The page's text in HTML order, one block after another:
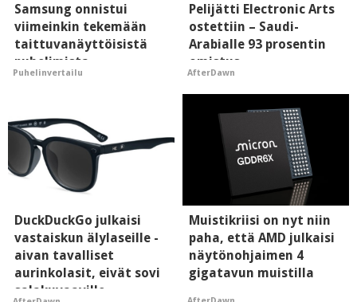
Samsung onnistui
viimeinkin tekemään
taittuvanäyttöisistä
puhelimista
supersuosittuja
Puhelinvertailu
Pelijätti Electronic Arts
ostettiin – Saudi-
Arabialle 93 prosentin
omistus
AfterDawn
DuckDuckGo julkaisi
vastaiskun älylaseille -
aivan tavalliset
aurinkolasit, eivät sovi
salakuvaaville
Muistikriisi on nyt niin
paha, että AMD julkaisi
näytönohjaimen 4
gigatavun muistilla